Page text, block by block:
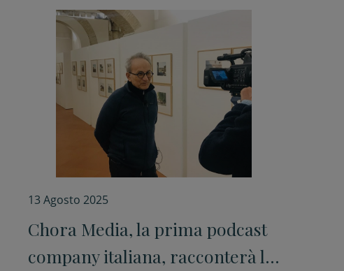
13 Agosto 2025
Chora Media, la prima podcast
company italiana, racconterà la